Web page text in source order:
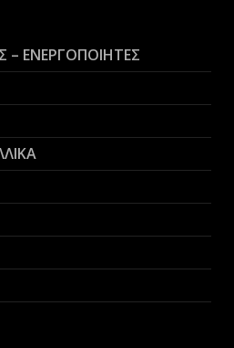
– ΕΝΕΡΓΟΠΟΙΗΤΕΣ